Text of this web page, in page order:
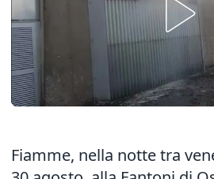
Fiamme, nella notte tra